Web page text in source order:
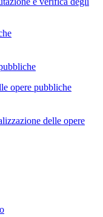
opere pubbliche
delle opere